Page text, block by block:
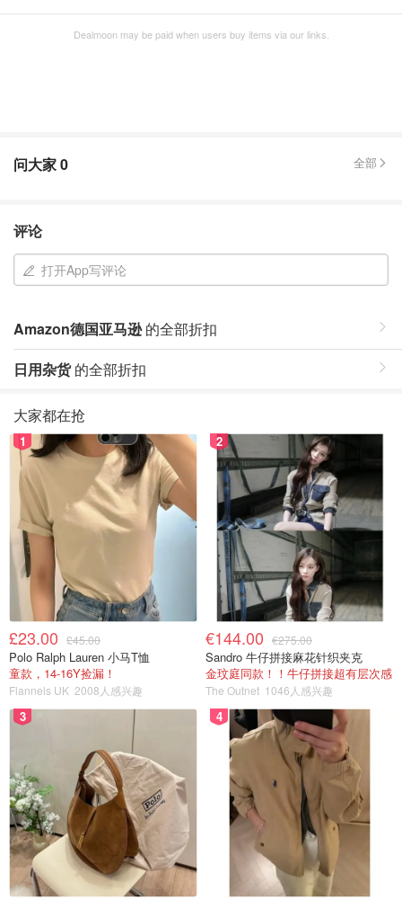
Dealmoon may be paid when users buy items via our links.
问大家0 全部
评论
打开App写评论
Amazon德国亚马逊的全部折扣
日用杂货的全部折扣
大家都在抢
1
£23.00 £45.00
Polo Ralph Lauren 小马T恤
童款，14-16Y捡漏！
Flannels UK 2008人感兴趣
2
€144.00 €275.00
Sandro 牛仔拼接麻花针织夹克
金玟庭同款！！牛仔拼接超有层次感
The Outnet 1046人感兴趣
3 4